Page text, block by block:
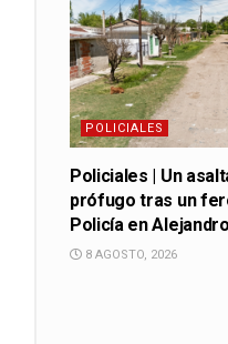
POLICIALES
Policiales | Un
prófugo tras un
Policía en
8 AGOSTO, 2026